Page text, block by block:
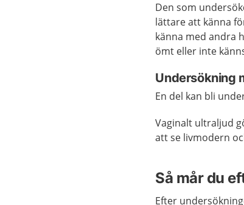
Den som
lättare att känna
känna med andra
ömt eller inte
Undersökning
En del kan bli
Vaginalt ultraljud
att se livmodern
Så mår du
Efter